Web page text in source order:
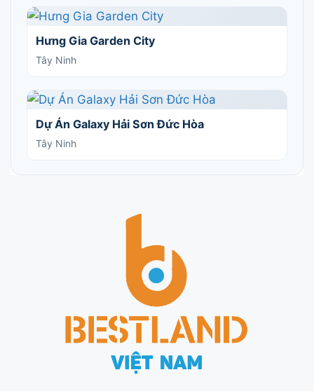
Hưng Gia Garden City
Tây Ninh
Dự Án Galaxy Hải Sơn Đức Hòa
Tây Ninh